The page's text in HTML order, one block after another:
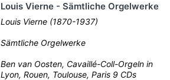
Louis Vierne - Sämtliche Orgelwerke
Louis Vierne (1870-1937)
Sämtliche Orgelwerke
Ben van Oosten, Cavaillé-Coll-Orgeln in
Lyon, Rouen, Toulouse, Paris 9 CDs